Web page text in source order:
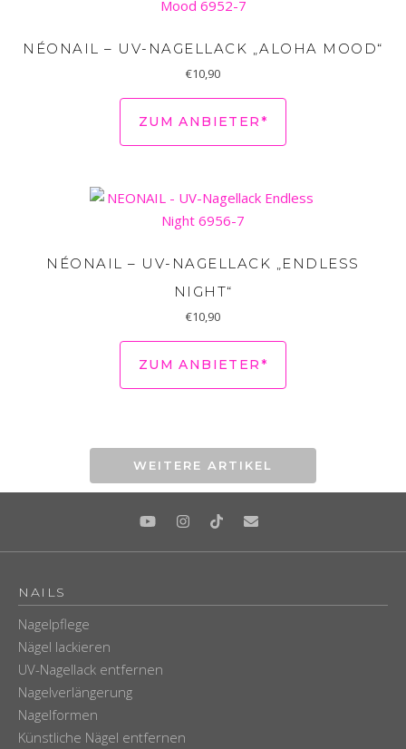
NÉONAIL – UV-NAGELLACK „ALOHA MOOD“
€10,90
ZUM ANBIETER*
NÉONAIL – UV-NAGELLACK „ENDLESS
NIGHT“
€10,90
ZUM ANBIETER*
WEITERE ARTIKEL
NAILS
Nagelpflege
Nägel lackieren
UV-Nagellack entfernen
Nagelverlängerung
Nagelformen
Künstliche Nägel entfernen